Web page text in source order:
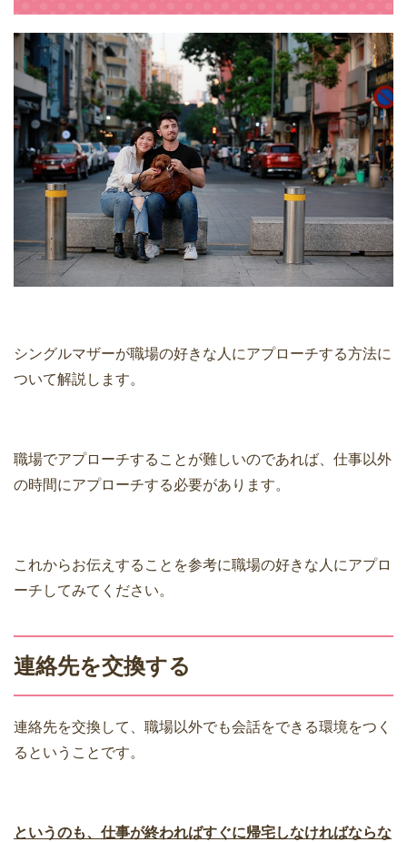
シングルマザーが職場の好きな人にアプローチする方法に
ついて解説します。
職場でアプローチすることが難しいのであれば、仕事以外
の時間にアプローチする必要があります。
これからお伝えすることを参考に職場の好きな人にアプロ
ーチしてみてください。
連絡先を交換する
連絡先を交換して、職場以外でも会話をできる環境をつく
るということです。
というのも、仕事が終わればすぐに帰宅しなければならな